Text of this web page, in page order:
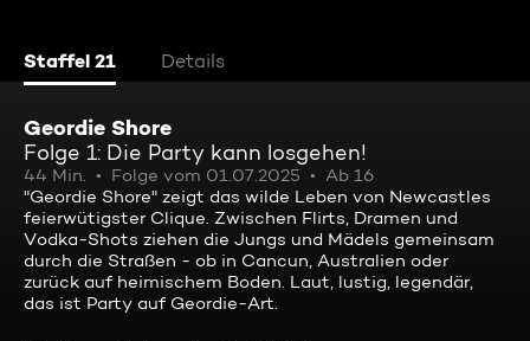
Staffel 21 Details
Geordie Shore
Folge 1: Die Party kann losgehen!
44 Min. Folge vom 01.07.2025
Ab 16
"Geordie Shore" zeigt das wilde Leben von Newcastles
feierwütigster Clique. Zwischen Flirts, Dramen und
Vodka-Shots ziehen die Jungs und Mädels gemeinsam
durch die Straßen - ob in Cancun, Australien oder
zurück auf heimischem Boden. Laut, lustig, legendär,
das ist Party auf Geordie-Art.